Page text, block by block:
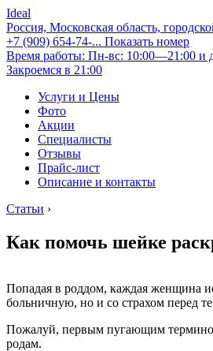
Ideal
Россия, Московская область,
+7 (909) 654-74-... Показать номер
Время работы: Пн-вс: 10:00—21:00 и
Закроемся в 21:00
Услуги и Цены
Фото
Акции
Специалисты
Отзывы
Прайс-лист
Описание и контакты
Статьи ›
Как помочь шейке
Попадая в роддом, каждая женщина
больничную, но и со страхом перед
Пожалуй, первым пугающим термином
родам.